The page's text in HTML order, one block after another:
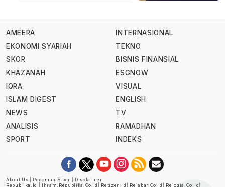
AMEERA
EKONOMI SYARIAH
SKOR
KHAZANAH
IQRA
ISLAM DIGEST
NEWS
ANALISIS
SPORT
INTERNASIONAL
TEKNO
BISNIS FINANSIAL
ESGNOW
VISUAL
ENGLISH
TV
RAMADHAN
INDEKS
About Us Pedoman Siber
Disclaimer
Republika.id
Ihram.republika.co.id Retizen.id Rejabar.co.id Rejogja.co.id